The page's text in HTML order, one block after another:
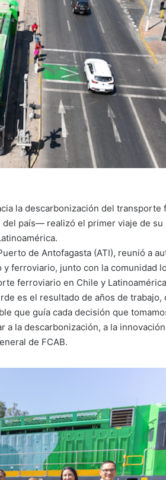
la descarbonización del transporte
país— realizó el primer viaje de su
de Antofagasta (ATI), reunió a
ferroviario, junto con la comunidad
ferroviario en Chile y
es el resultado de años de trabajo,
que guía cada decisión que
la descarbonización, a la
de FCAB.